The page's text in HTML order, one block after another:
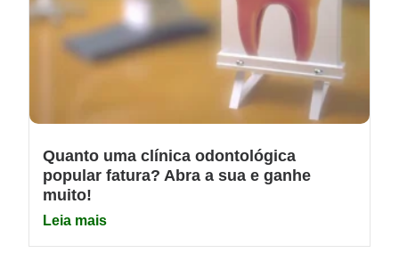
Quanto uma clínica odontológica
popular fatura? Abra a sua e ganhe
muito!
Leia mais